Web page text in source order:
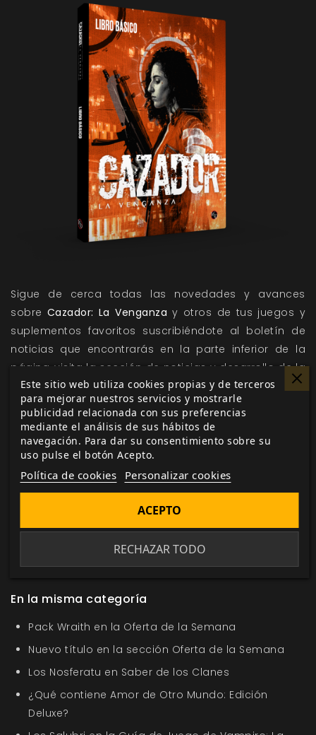
Sigue de cerca todas las novedades y avances
sobre Cazador: La Venganza y otros de tus juegos y
suplementos favoritos suscribiéndote al boletín de
noticias que encontrarás en la parte inferior de la
página, visita la sección de noticias y desarrollo de la
web, y acude a nuestroformulario de contacto para
cualquier duda o sugerencia que tengas.
Me gusta esto
Cazador La Venganza
En la misma categoría
Pack Wraith en la Oferta de la Semana
Nuevo título en la sección Oferta de la Semana
Los Nosferatu en Saber de los Clanes
¿Qué contiene Amor de Otro Mundo: Edición
Deluxe?
Este sitio web utiliza cookies propias y de terceros
para mejorar nuestros servicios y mostrarle
publicidad relacionada con sus preferencias
mediante el análisis de sus hábitos de
navegación. Para dar su consentimiento sobre su
uso pulse el botón Acepto.
Política de cookies Personalizar cookies
RECHAZAR TODO
ACEPTO